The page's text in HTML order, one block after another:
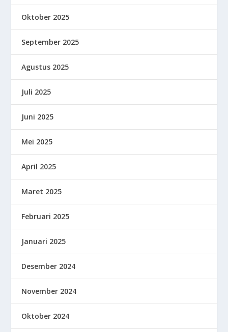
Oktober 2025
September 2025
Agustus 2025
Juli 2025
Juni 2025
Mei 2025
April 2025
Maret 2025
Februari 2025
Januari 2025
Desember 2024
November 2024
Oktober 2024